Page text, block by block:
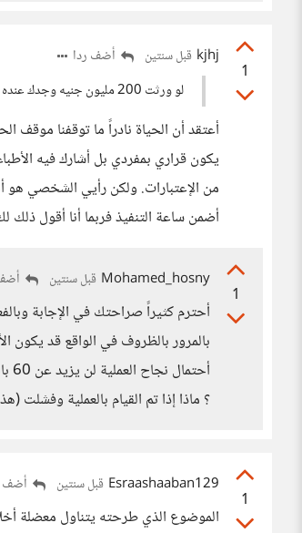
1
kjhj قبل سنتين
أضف ردا
لو ورثت 200 مليون جنيه وجدك عنده 95 سنة ومحتاج عملية بنفس المبلغ ماذا ستفعل؟
أعتقد أن الحياة نادراً ما توقفنا موقف
يكون قراري بمفردي بل أشارك فيه
من الإعتبارات. ولكن رأيي الشخصي هو
أضمن ساعة التنفيذ فربما أنا أقول ذلك
1
Mohamed_hosny قبل سنتين
أحترم كثيراً صراحتك في الإجابة
بالمرور بالظروف في الواقع قد يكون
؟ ماذا إذا تم القيام بالعملية
1
Esraashaaban129 قبل سنتين أضف
الموضوع الذي طرحته يتناول معضلة